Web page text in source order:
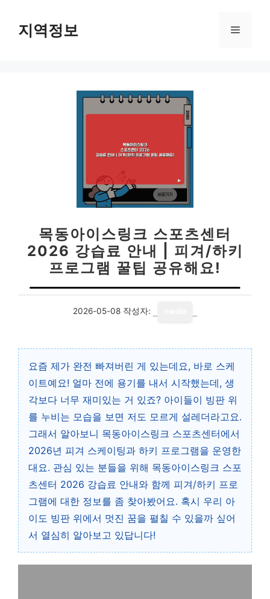
지역정보 메
목동아이스링크 스포츠센터
2026 강습료 안내 | 피겨/하키
프로그램 꿀팁 공유해요!
2026-05-08 작성자:
요즘 제가 완전 빠져버린 게 있는데요, 바로 스케
이트예요! 얼마 전에 용기를 내서 시작했는데, 생
각보다 너무 재미있는 거 있죠? 아이들이 빙판 위
를 누비는 모습을 보면 저도 모르게 설레더라고요.
그래서 알아보니 목동아이스링크 스포츠센터에서
2026년 피겨 스케이팅과 하키 프로그램을 운영한
대요. 관심 있는 분들을 위해 목동아이스링크 스포
츠센터 2026 강습료 안내와 함께 피겨/하키 프로
그램에 대한 정보를 좀 찾아봤어요. 혹시 우리 아
이도 빙판 위에서 멋진 꿈을 펼칠 수 있을까 싶어
서 열심히 알아보고 있답니다!